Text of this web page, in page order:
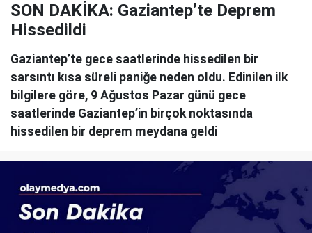
SON DAKİKA: Gaziantep’te Deprem
Hissedildi
Gaziantep’te gece saatlerinde hissedilen bir
sarsıntı kısa süreli paniğe neden oldu. Edinilen ilk
bilgilere göre, 9 Ağustos Pazar günü gece
saatlerinde Gaziantep’in birçok noktasında
hissedilen bir deprem meydana geldi